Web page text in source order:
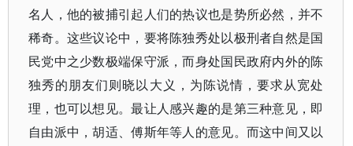
名人，他的被捕引起人们的热议也是势所必然，并不
稀奇。这些议论中，要将陈独秀处以极刑者自然是国
民党中之少数极端保守派，而身处国民政府内外的陈
独秀的朋友们则晓以大义，为陈说情，要求从宽处
理，也可以想见。最让人感兴趣的是第三种意见，即
自由派中，胡适、傅斯年等人的意见。而这中间又以